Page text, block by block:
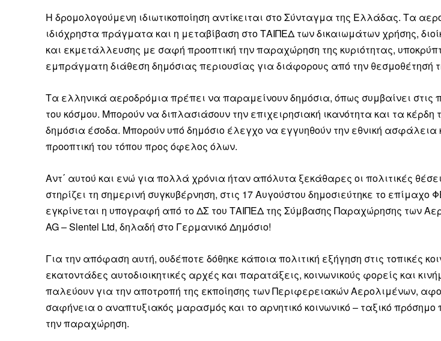
Καθημερινή Μαχητική
Ποιοι
Η δρομολογούμενη ιδιωτικοποίηση αντίκειται στο Σύνταγμα της Ελλάδας. Τα
ιδιόχρηστα πράγματα και η μεταβίβαση στο ΤΑΙΠΕΔ των δικαιωμάτων χρήσης,
και εκμετάλλευσης με σαφή προοπτική την παραχώρηση της κυριότητας,
εμπράγματη διάθεση δημόσιας περιουσίας για διάφορους από την θεσμοθέτησή
Τα ελληνικά αεροδρόμια πρέπει να παραμείνουν δημόσια, όπως συμβαίνει στις
του κόσμου. Μπορούν να διπλασιάσουν την επιχειρησιακή ικανότητα και τα κέρδη
δημόσια έσοδα. Μπορούν υπό δημόσιο έλεγχο να εγγυηθούν την εθνική ασφάλεια
προοπτική του τόπου προς όφελος όλων.
Αντ΄ αυτού και ενώ για πολλά χρόνια ήταν απόλυτα ξεκάθαρες οι πολιτικές
στηρίζει τη σημερινή συγκυβέρνηση, στις 17 Αυγούστου δημοσιεύτηκε το επίμαχο
εγκρίνεται η υπογραφή από το ΔΣ του ΤΑΙΠΕΔ της Σύμβασης Παραχώρησης των
AG – Slentel Ltd, δηλαδή στο Γερμανικό Δημόσιο!
Για την απόφαση αυτή, ουδέποτε δόθηκε κάποια πολιτική εξήγηση στις τοπικές
εκατοντάδες αυτοδιοικητικές αρχές και παρατάξεις, κοινωνικούς φορείς και
παλεύουν για την αποτροπή της εκποίησης των Περιφερειακών Αερολιμένων,
σαφήνεια ο αναπτυξιακός μαρασμός και το αρνητικό κοινωνικό – ταξικό πρόσημο
την παραχώρηση.